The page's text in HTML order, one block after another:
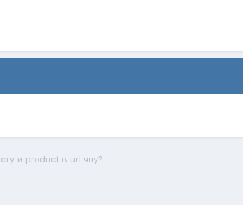
и product в url чпу?